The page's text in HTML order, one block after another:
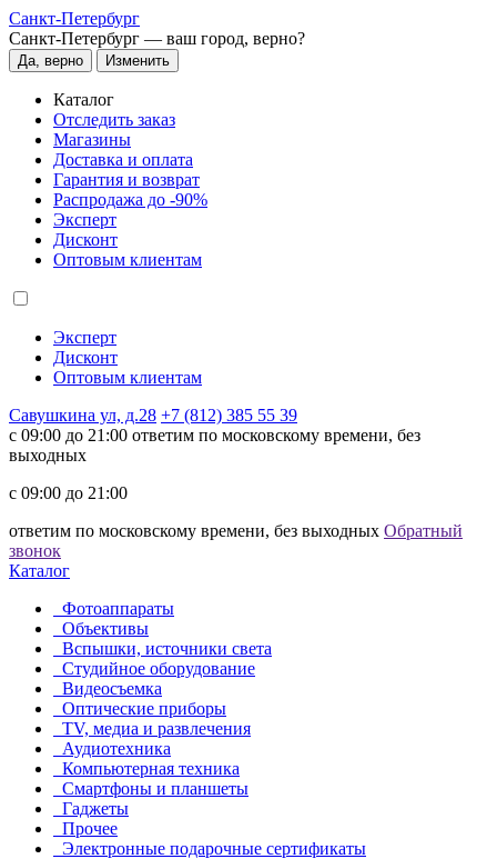
Санкт-Петербург
Санкт-Петербург — ваш город, верно?
Да, верно Изменить
Каталог
Отследить заказ
Магазины
Доставка и оплата
Гарантия и возврат
Распродажа до -90%
Эксперт
Дисконт
Оптовым клиентам
Эксперт
Дисконт
Оптовым клиентам
Савушкина ул, д.28 +7 (812) 385 55 39
c 09:00 до 21:00 ответим по московскому времени, без
выходных
c 09:00 до 21:00
ответим по московскому времени, без выходных Обратный
звонок
Каталог
Фотоаппараты
Объективы
Вспышки, источники света
Студийное оборудование
Видеосъемка
Оптические приборы
TV, медиа и развлечения
Аудиотехника
Компьютерная техника
Смартфоны и планшеты
Гаджеты
Прочее
Электронные подарочные сертификаты